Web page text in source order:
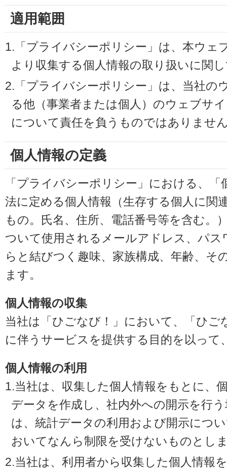
適用範囲
1.「プライバシーポリシー」は、本ウェ
より収集する個人情報の取り扱いに関
2.「プライバシーポリシー」は、当社の
る他（事業者または個人）のウェブサ
について責任を負うものではありませ
個人情報の定義
「プライバシーポリシー」における、
法に定める個人情報（生存する個人に関
もの。氏名、住所、電話番号等を含む。
ついて使用されるメールアドレス、パ
らと結びつく趣味、家族構成、年齢、そ
ます。
個人情報の収集
当社は「ひごなび！」において、「ひ
に伴うサービスを提供する目的を以って
個人情報の利用
1.当社は、収集した個人情報をもとに、
データを作成し、社内外への開示を行
は、統計データの利用および開示につ
おいてなんら制限を受けないものとし
2.当社は、利用者から収集した個人情報